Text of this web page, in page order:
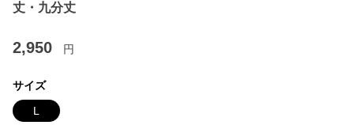
丈・九分丈
2,950 円
サイズ
L